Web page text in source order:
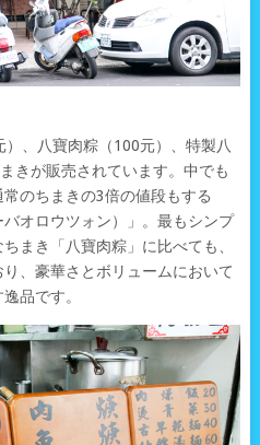
、八寶肉粽（100元）、特製八
きが販売されています。中でも
のちまきの3倍の値段もする
バオロウツォン）」。最もシンプ
まき「八寶肉粽」に比べても、
、豪華さとボリュームにおいて
品です。